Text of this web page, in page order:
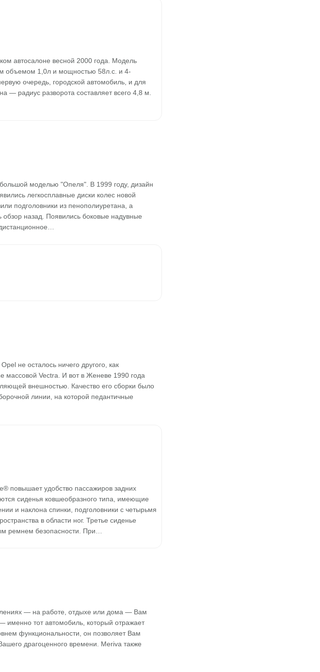
автосалоне весной 2000 года. Модель
объемом 1,0л и мощностью 58л.с. и 4-
очередь, городской автомобиль, и для
— радиус разворота составляет всего 4,8 м.
моделью "Опеля". В 1999 году, дизайн
легкосплавные диски колес новой
подголовники из пенополиуретана, а
обзор назад. Появились боковые надувные
не осталось ничего другого, как
массовой Vectra. И вот в Женеве 1990 года
внешностью. Качество его сборки было
линии, на которой педантичные
повышает удобство пассажиров задних
сиденья ковшеобразного типа, имеющие
и наклона спинки, подголовники с четырьмя
в области ног. Третье сиденье
ремнем безопасности. При…
— на работе, отдыхе или дома — Вам
тот автомобиль, который отражает
функциональности, он позволяет Вам
драгоценного времени. Meriva также